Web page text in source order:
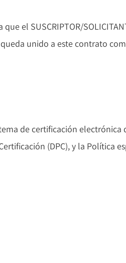
el SUSCRIPTOR/
unido a este contrato
de certificación electrónica
(DPC), y la Política